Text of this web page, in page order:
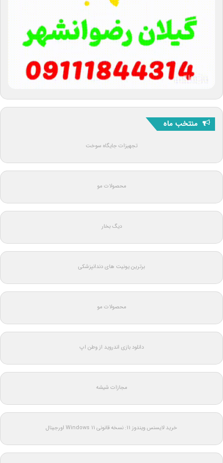
منتخب ماه
تجهیزات جایگاه سوخت
محصولات مو
دیگ بخار
برترین یونیت های دندانپزشکی
محصولات مو
دانلود بازی اندروید از وطن اپ
مجازات شیشه
خرید لایسنس ویندوز 11: نسخه قانونی Windows 11 اورجینال